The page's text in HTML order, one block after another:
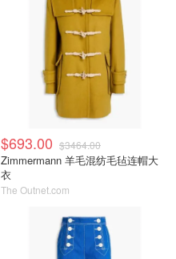
$693.00 $3464.00
Zimmermann 羊毛混纺毛毡连帽大
衣
The Outnet.com